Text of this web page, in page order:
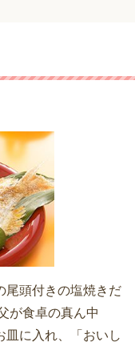
尾頭付きの塩焼きだ
が食卓の真ん中
皿に入れ、「おいし